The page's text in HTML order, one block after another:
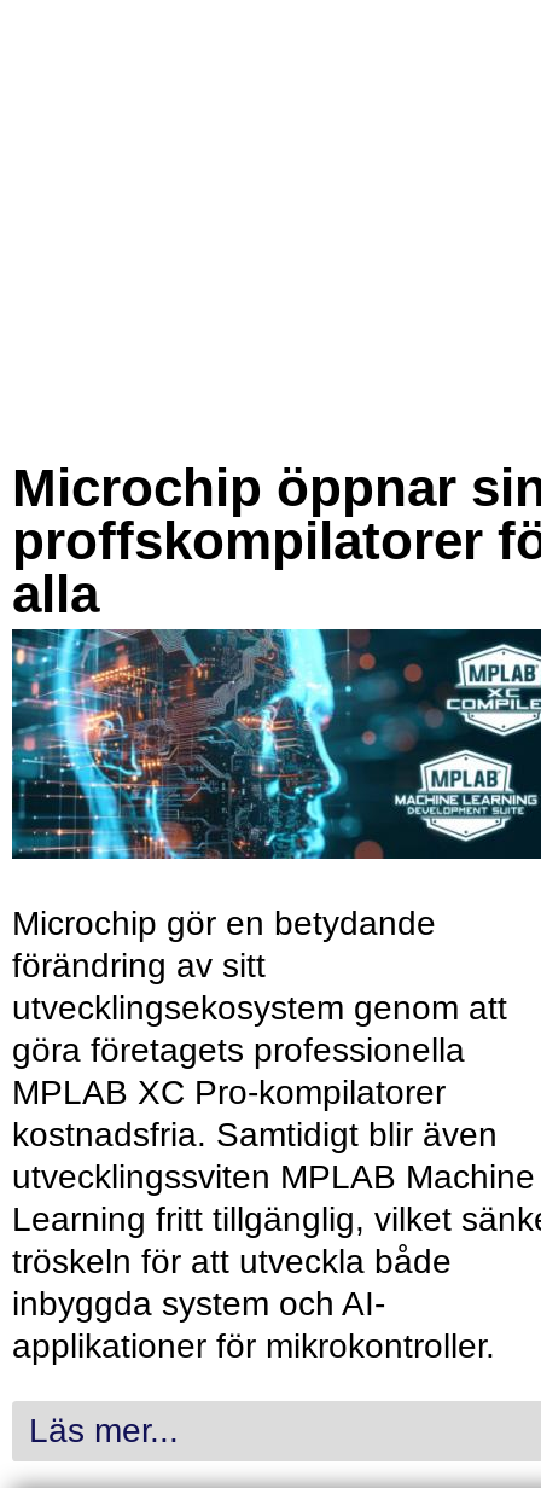
Microchip öppnar
proffskompilatorer
alla
Microchip gör en betydande
förändring av sitt
utvecklingsekosystem genom att
göra företagets professionella
MPLAB XC Pro-kompilatorer
kostnadsfria. Samtidigt blir även
utvecklingssviten MPLAB Machine
Learning fritt tillgänglig, vilket
tröskeln för att utveckla både
inbyggda system och AI-
applikationer för mikrokontroller.
Läs mer...